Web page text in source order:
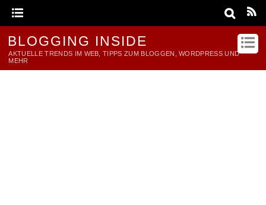
BLOGGING INSIDE
AKTUELLE TRENDS IM WEB, TIPPS ZUM BLOGGEN, WORDPRESS UND
MEHR